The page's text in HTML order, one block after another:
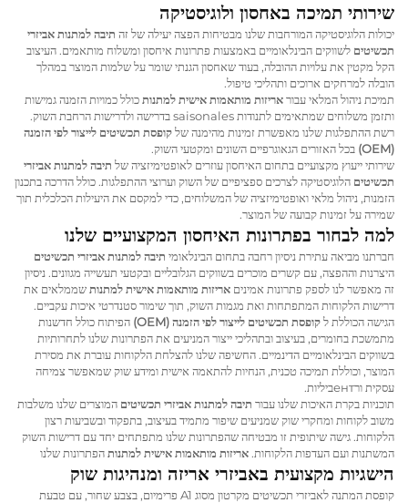
שירותי תמיכה באחסון ולוגיסטיקה
יכולות הלוגיסטיקה המורחבות שלנו מבטיחות הפצה יעילה של זה תיבה למתנות אביזרי
תכשיטים לשווקים הבינלאומיים באמצעות פתרונות איחסון ומשלוח מותאמים. העיצוב
הקל מקטין את עלויות ההובלה, בעוד שאחסון הגנתי שומר על שלמות המוצר במהלך
הובלה למרחקים ארוכים ותהליכי טיפול.
תמיכת ניהול המלאי עבוראריזות מותאמות אישית למתנותכולל כמויות הזמנה גמישות
ותזמן משלוחים שמתאימים לתנודות saisonales בדרישה ולדרישות הרחבת השוק.
רשת ההתפלגות שלנו מאפשרת זמינות מהימנה שלקופסת תכשיטים לייצור לפי הזמנה
(OEM)
בכל האזורים הגאוגרפיים השונים ומקטעי השוק.
שירותי ייעוץ מקצועיים בתחום האיחסון עוזרים לאופטימיזציה של תיבה למתנות אביזרי
תכשיטים הלוגיסטיקה לצרכים ספציפיים של השוק וערוצי ההתפלגות. כולל הדרכה בתכנון
הזמנות, ניהול מלאי ואופטימיזציה של המשלוחים, כדי למקסם את היעילות הכלכלית תוך
שמירה על זמינות קבועה של המוצר.
למה לבחור בפתרונות האיחסון המקצועיים שלנו
חברתנו מביאה עתירת ניסיון רחבה בתחום הבינלאומי תיבה למתנות אביזרי תכשיטים
היצרנות וההפצה, עם קשרים מוכרים בשווקים הגלובליים ובקטעי תעשייה מגוונים. ניסיון
זה מאפשר לנו לספק פתרונות אמינים אריזות מותאמות אישית למתנותשממלאים את
דרישות הלקוחות המתפתחות ואת מגמות השוק, תוך שימור סטנדרטי איכות עקביים.
הגישה הכוללת לקופסת תכשיטים לייצור לפי הזמנה (OEM)
הפיתוח כולל חדשנות
מתמשכת בחומרים, בעיצוב ובתהליכי ייצור המניעים את הפתרונות שלנו לתחרותיות
בשווקים הבינלאומיים הדינמיים. החשיפה שלנו להצלחת הלקוחות עוברת את מסירת
המוצר, וכוללת תמיכה טכנית, הנחיות להתאמה אישית ומידע שוק שמאפשר צמיחה
עסקית ורентביליות.
תוכניות בקרת האיכות שלנו עבור תיבה למתנות אביזרי תכשיטים המוצרים שלנו משלבות
משוב לקוחות ומחקרי שוק שמניעים שיפור מתמיד בעיצוב, בתפקוד ובשביעות רצון
הלקוחות. גישה שיתופית זו מבטיחה שהפתרונות שלנו מתפתחים יחד עם דרישות השוק
המשתנות ועם העדפות הלקוחות. אריזות מותאמות אישית למתנותהפתרונות שלנו
הישגיות מקצועית באביזרי אריזה ומנהיגות שוק
קופסת המתנה לאביזרי תכשיטים מקרטון מסוג A1 פרימיום, בצבע שחור, עם טבעת